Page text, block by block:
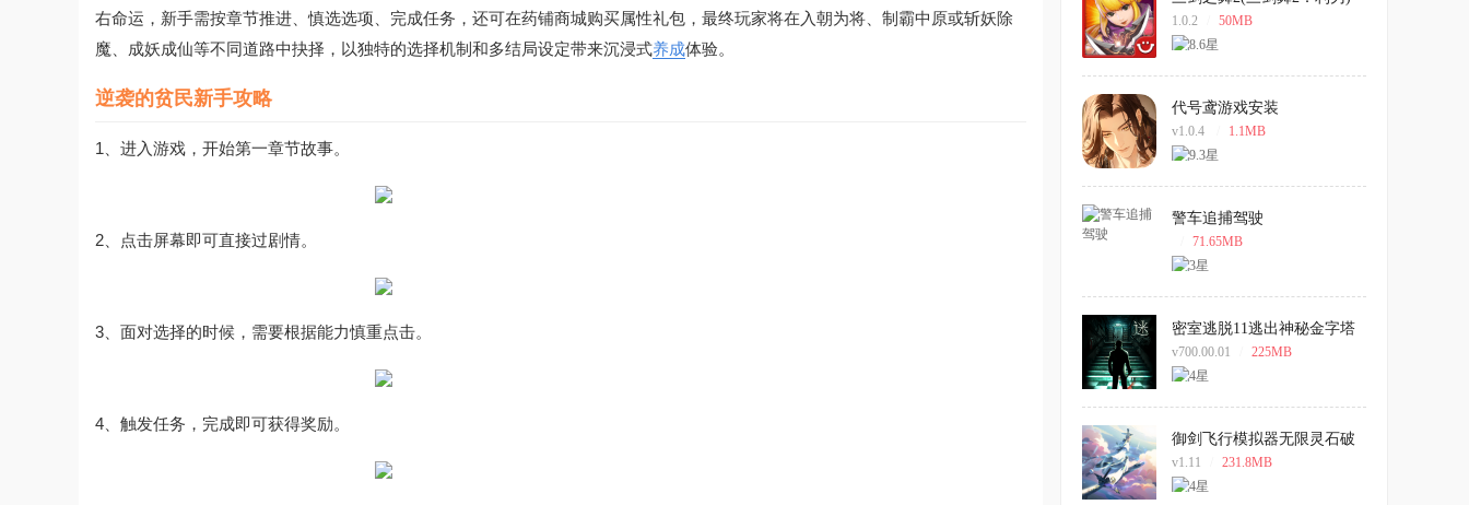
右命运，新手需按章节推进、慎选选项、完成任务，还可在药铺商城购买属性礼包，最终玩家将在入朝为将、制霸中原或斩妖除
魔、成妖成仙等不同道路中抉择，以独特的选择机制和多结局设定带来沉浸式养成体验。
逆袭的贫民新手攻略
1、进入游戏，开始第一章节故事。
2、点击屏幕即可直接过剧情。
3、面对选择的时候，需要根据能力慎重点击。
4、触发任务，完成即可获得奖励。
中文版
1.0.2 50MB
代号鸢游戏安装
v1.0.4 1.1MB
警车追捕驾驶
71.65MB
密室逃脱11逃出神秘金字塔
手机版
v700.00.01 225MB
御剑飞行模拟器无限灵石破
解版
v1.11 231.8MB